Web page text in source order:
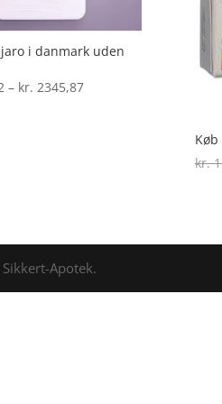
i danmark uden
– kr. 2345,87Prisinterval:
kr.
Apotek.